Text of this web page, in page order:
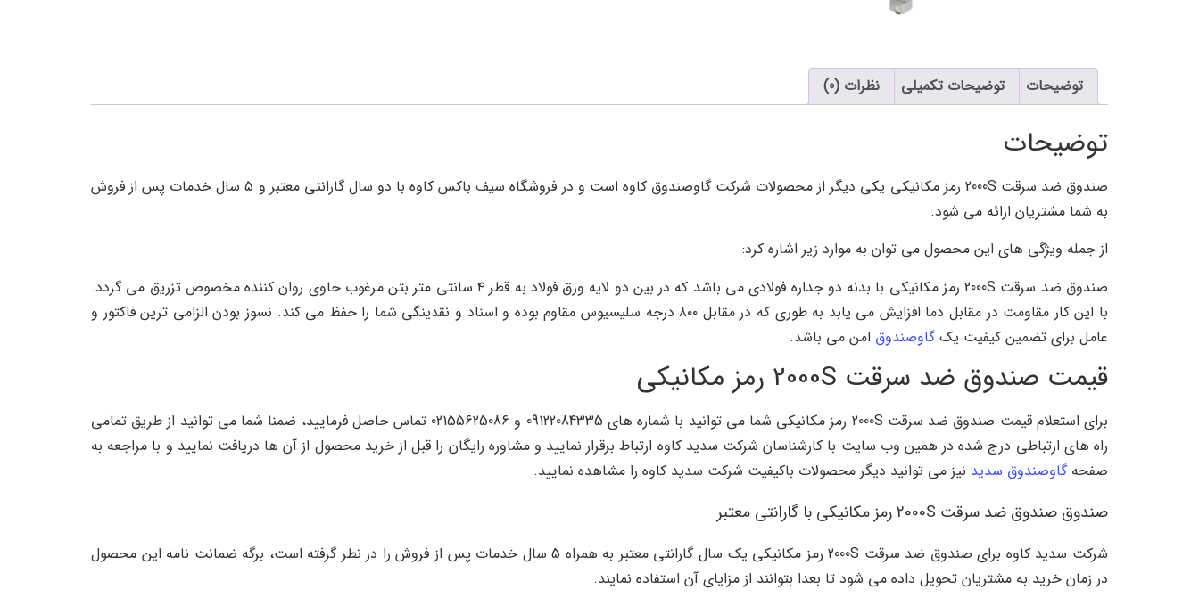
توضیحات توضیحات تکمیلی نظرات (0)
توضیحات
صندوق ضد سرقت 2000S رمز مکانیکی یکی دیگر از محصولات شرکت گاوصندوق کاوه است و در فروشگاه سیف باکس کاوه با دو سال گارانتی معتبر و ۵ سال خدمات پس از فروش
به شما مشتریان ارائه می شود.
از جمله ویژگی های این محصول می توان به موارد زیر اشاره کرد:
صندوق ضد سرقت 2000S رمز مکانیکی با بدنه دو جداره فولادی می باشد که در بین دو لایه ورق فولاد به قطر ۴ سانتی متر بتن مرغوب حاوی روان کننده مخصوص تزریق می گردد.
با این کار مقاومت در مقابل دما افزایش می یابد به طوری که در مقابل ۸۰۰ درجه سلیسیوس مقاوم بوده و اسناد و نقدینگی شما را حفظ می کند. نسوز بودن الزامی ترین فاکتور و
عامل برای تضمین کیفیت یکگاوصندوق امن می باشد.
قیمت صندوق ضد سرقت 2000S رمز مکانیکی
برای استعلام قیمت صندوق ضد سرقت 2000S رمز مکانیکی شما می توانید با شماره های 09122084335 و 02155625086 تماس حاصل فرمایید، ضمنا شما می توانید از طریق تمامی
راه های ارتباطی درج شده در همین وب سایت با کارشناسان شرکت سدید کاوه ارتباط برقرار نمایید و مشاوره رایگان را قبل از خرید محصول از آن ها دریافت نمایید و با مراجعه به
صفحهگاوصندوق سدید نیز می توانید دیگر محصولات باکیفیت شرکت سدید کاوه را مشاهده نمایید.
صندوق صندوق ضد سرقت 2000S رمز مکانیکی با گارانتی معتبر
شرکت سدید کاوه برای صندوق ضد سرقت 2000S رمز مکانیکی یک سال گارانتی معتبر به همراه 5 سال خدمات پس از فروش را در نطر گرفته است، برگه ضمانت نامه این محصول
در زمان خرید به مشتریان تحویل داده می شود تا بعدا بتوانند از مزایای آن استفاده نمایند.